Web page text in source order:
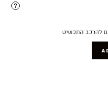
להרכב התכשיט